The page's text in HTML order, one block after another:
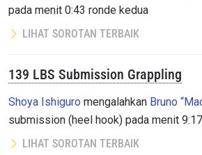
pada menit 0:43 ronde kedua
LIHAT SOROTAN TERBAIK
139 LBS Submission Grappling
Shoya Ishiguro mengalahkan Bruno
submission (heel hook) pada menit
LIHAT SOROTAN TERBAIK